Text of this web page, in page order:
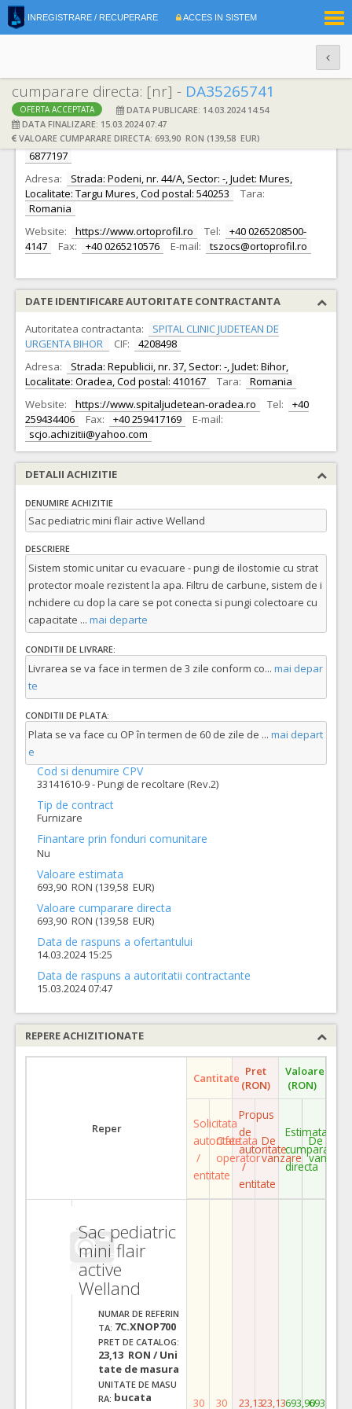
INREGISTRARE / RECUPERARE ACCES IN SISTEM
cumparare directa: [nr] - DA35265741
OFERTA ACCEPTATA
DATA PUBLICARE: 14.03.2024 14:54
DATA FINALIZARE: 15.03.2024 07:47
VALOARE CUMPARARE DIRECTA: 693,90 RON (139,58 EUR)
DATE IDENTIFICARE OFERTANT
Ofertant: S.C. ORTOPROFIL PROD ROMANIA S.R.L.
6877197
Adresa:
Strada: Podeni, nr. 44/A, Sector: -, Judet: Mures,
Localitate: Targu Mures, Cod postal: 540253
Tara:
Romania
Website:
https://www.ortoprofil.ro Tel:
+40 0265208500-
4147
Fax: +40 0265210576 E-mail: tszocs@ortoprofil.ro
DATE IDENTIFICARE AUTORITATE CONTRACTANTA
Autoritatea contractanta:
SPITAL CLINIC JUDETEAN DE
URGENTA BIHOR
CIF:
4208498
Adresa:
Strada: Republicii, nr. 37, Sector: -, Judet: Bihor,
Localitate: Oradea, Cod postal: 410167
Tara:
Romania
Website:
https://www.spitaljudetean-oradea.ro Tel:
+40
259434406
Fax: +40 259417169
E-mail:
scjo.achizitii@yahoo.com
DETALII ACHIZITIE
DENUMIRE ACHIZITIE
Sac pediatric mini flair active Welland
DESCRIERE
Sistem stomic unitar cu evacuare - pungi de ilostomie cu strat
protector moale rezistent la apa. Filtru de carbune, sistem de i
nchidere cu dop la care se pot conecta si pungi colectoare cu
capacitate ... mai departe
CONDITII DE LIVRARE:
Livrarea se va face in termen de 3 zile conform co... mai depar
te
CONDITII DE PLATA:
Plata se va face cu OP în termen de 60 de zile de ... mai depart
e
Cod si denumire CPV
33141610-9 - Pungi de recoltare (Rev.2)
Tip de contract
Furnizare
Finantare prin fonduri comunitare
Nu
Valoare estimata
693,90 RON (139,58 EUR)
Valoare cumparare directa
693,90 RON (139,58 EUR)
Data de raspuns a ofertantului
14.03.2024 15:25
Data de raspuns a autoritatii contractante
15.03.2024 07:47
REPERE ACHIZITIONATE
Reper
Cantitate Pret
(RON)
Valoare
(RON)
Solicitata
autoritate
/
entitate
Ofertata
operator
Propus
de
autoritate
/
entitate
De
vanzare
Estimata
cumparare
directa
De
vanzare
Sac pediatric
mini flair
active
Welland
NUMAR DE REFERIN
TA: 7C.XNOP700
PRET DE CATALOG:
23,13 RON / Uni
tate de masura
UNITATE DE MASU
RA: bucata 30 30 23,1323,13693,90693,90